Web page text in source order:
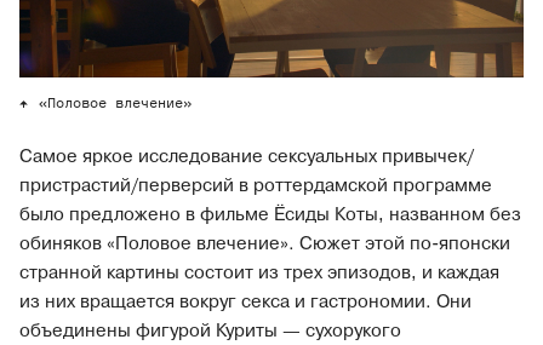
«Половое влечение»
Самое яркое исследование сексуальных привычек/
пристрастий/перверсий в роттердамской программе
было предложено в фильме Ёсиды Коты, названном без
обиняков «Половое влечение». Сюжет этой по-японски
странной картины состоит из трех эпизодов, и каждая
из них вращается вокруг секса и гастрономии. Они
объединены фигурой Куриты — сухорукого